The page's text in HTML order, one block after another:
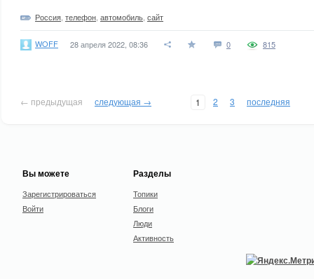
Россия телефон автомобиль сайт
WOFF 28 апреля 2022, 08:36 0 815
← предыдущая следующая → 1 2 3 последняя
Вы можете
Зарегистрироваться
Войти
Разделы
Топики
Блоги
Люди
Активность